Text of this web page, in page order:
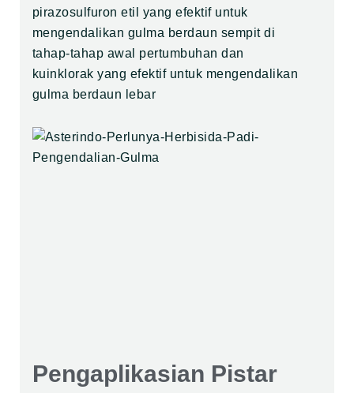
pirazosulfuron etil yang efektif untuk
mengendalikan gulma berdaun sempit di
tahap-tahap awal pertumbuhan dan
kuinklorak yang efektif untuk mengendalikan
gulma berdaun lebar
Pengaplikasian Pistar